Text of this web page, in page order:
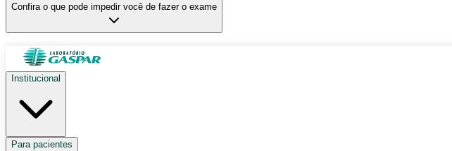
Confira o que pode impedir você de fazer o exame
Institucional
Para pacientes